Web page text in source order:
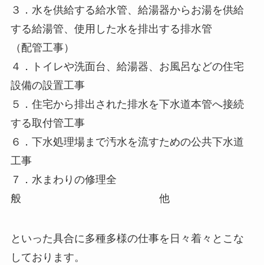
３．水を供給する給水管、給湯器からお湯を供給
する給湯管、使用した水を排出する排水管
（配管工事）
４．トイレや洗面台、給湯器、お風呂などの住宅
設備の設置工事
５．住宅から排出された排水を下水道本管へ接続
する取付管工事
６．下水処理場まで汚水を流すための公共下水道
工事
７．水まわりの修理全
般 他
といった具合に多種多様の仕事を日々着々とこな
しております。